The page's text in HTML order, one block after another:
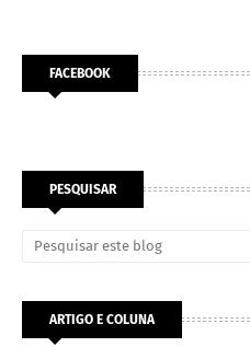
FACEBOOK
PESQUISAR
ARTIGO E COLUNA